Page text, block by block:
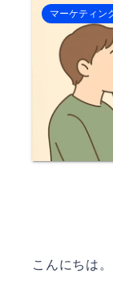
マーケティン
こんにちは。